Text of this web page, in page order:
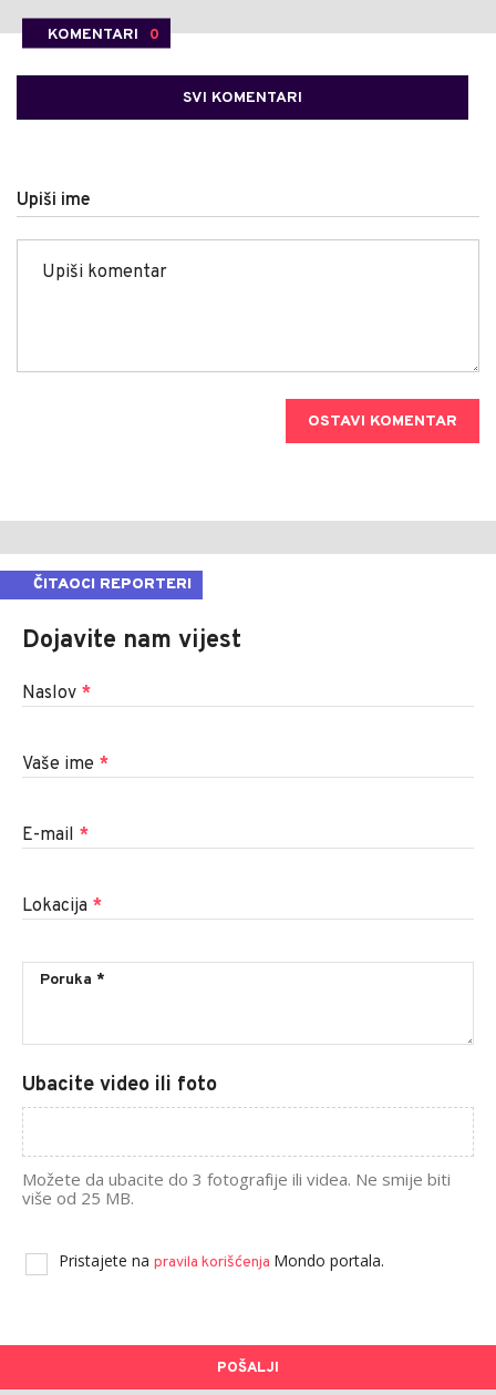
KOMENTARI 0
SVI KOMENTARI
Upiši ime
OSTAVI KOMENTAR
ČITAOCI REPORTERI
Dojavite nam vijest
Naslov *
Vaše ime *
E-mail *
Lokacija *
Ubacite video ili foto
Možete da ubacite do 3 fotografije ili videa. Ne smije biti
više od 25 MB.
Pristajete na pravila korišćenja Mondo portala.
POŠALJI